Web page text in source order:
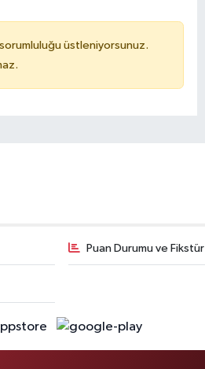
üstleniyorsunuz.
Puan Durumu ve Fikstür